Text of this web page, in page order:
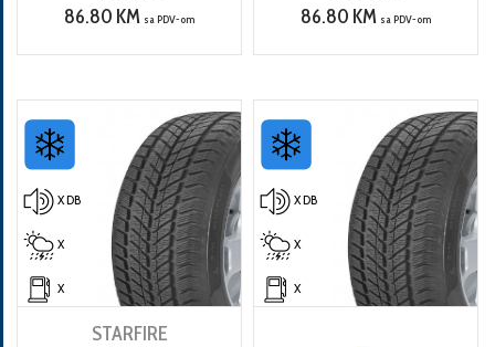
86.80 KM sa PDV-om 86.80 KM sa PDV-om
X DB
X
X
STARFIRE
X DB
X
X